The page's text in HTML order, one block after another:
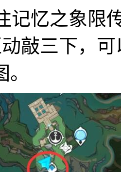
记忆之象限
敲三下，